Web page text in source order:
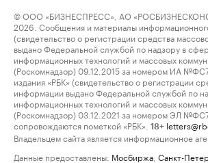
© ООО «БИЗНЕСПРЕСС», АО
2026. Сообщения и материалы
(свидетельство о регистрации средства
выдано Федеральной службой по надзору в
информационных технологий и массовых
(Роскомнадзор) 09.12.2015 за номером ИА
издания «РБК» (свидетельство о регистрации
информации выдано Федеральной службой по
информационных технологий и массовых
(Роскомнадзор) 03.12.2021 за номером ЭЛ
сопровождаются пометкой «РБК».
18+
Владельцем сайта является информационное
Данные предоставлены: Мосбиржа Санкт-